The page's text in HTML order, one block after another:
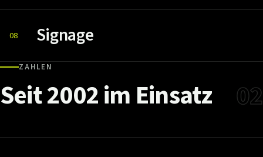
08 Signage
ZAHLEN
Seit2002im Einsatz 02